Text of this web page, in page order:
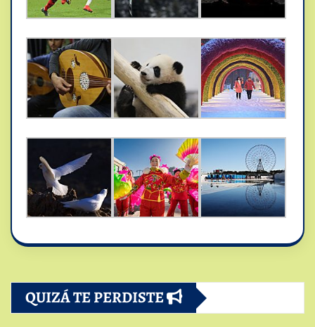
QUIZÁ TE PERDISTE